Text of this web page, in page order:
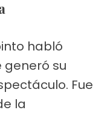
habló
generó su
Fue
la